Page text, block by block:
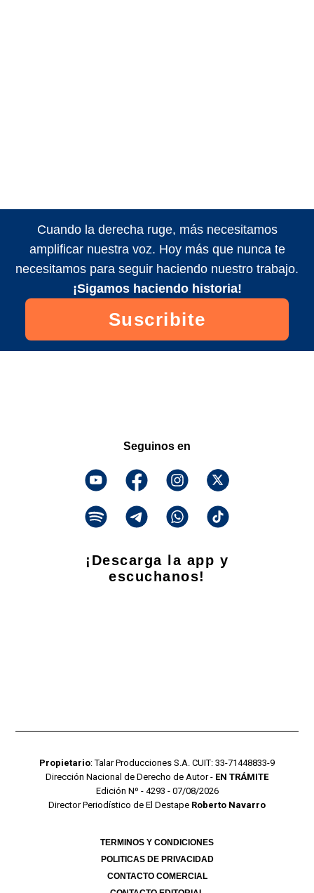
Cuando la derecha ruge, más necesitamos
amplificar nuestra voz. Hoy más que nunca te
necesitamos para seguir haciendo nuestro trabajo.
¡Sigamos haciendo historia!
Suscribite
Seguinos en
¡Descarga la app y
escuchanos!
Propietario: Talar Producciones S.A. CUIT: 33-71448833-9
Dirección Nacional de Derecho de Autor - EN TRÁMITE
Edición Nº - 4293 - 07/08/2026
Director Periodístico de El Destape Roberto Navarro
TERMINOS Y CONDICIONES
POLITICAS DE PRIVACIDAD
CONTACTO COMERCIAL